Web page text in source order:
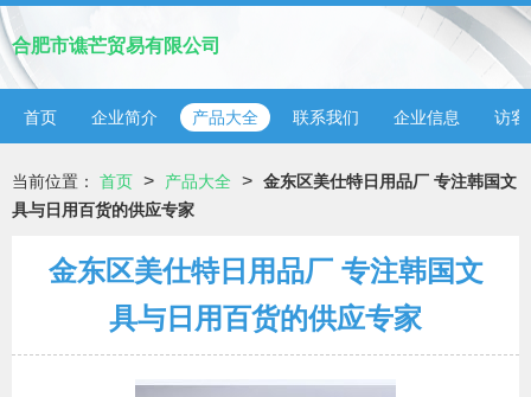
合肥市谯芒贸易有限公司
首页 企业简介 产品大全 联系我们 企业信息 访客
当前位置： 首页 > 产品大全 > 金东区美仕特日用品厂 专注韩国文
具与日用百货的供应专家
金东区美仕特日用品厂 专注韩国文
具与日用百货的供应专家